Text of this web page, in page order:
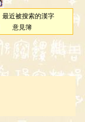
最近被搜索的漢字
意見簿